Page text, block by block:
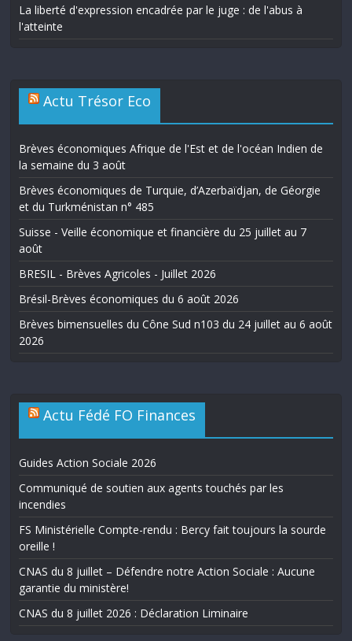
La liberté d'expression encadrée par le juge : de l'abus à
l'atteinte
Actu Trésor Eco
Brèves économiques Afrique de l'Est et de l'océan Indien de
la semaine du 3 août
Brèves économiques de Turquie, d’Azerbaïdjan, de Géorgie
et du Turkménistan n° 485
Suisse - Veille économique et financière du 25 juillet au 7
août
BRESIL - Brèves Agricoles - Juillet 2026
Brésil-Brèves économiques du 6 août 2026
Brèves bimensuelles du Cône Sud n103 du 24 juillet au 6 août
2026
Actu Fédé FO Finances
Guides Action Sociale 2026
Communiqué de soutien aux agents touchés par les
incendies
FS Ministérielle Compte-rendu : Bercy fait toujours la sourde
oreille !
CNAS du 8 juillet – Défendre notre Action Sociale : Aucune
garantie du ministère!
CNAS du 8 juillet 2026 : Déclaration Liminaire